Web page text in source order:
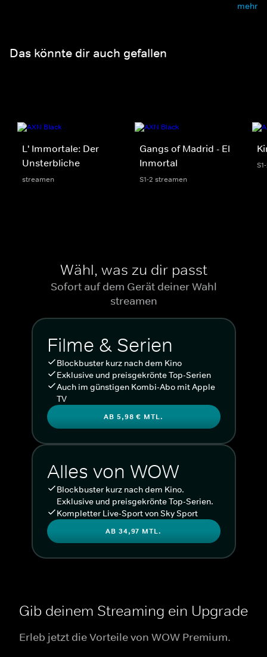
mehr
Das könnte dir auch gefallen
L' Immortale: Der
Unsterbliche
streamen
Gangs of Madrid - El
Inmortal
S1-2 streamen
Wähl, was zu dir passt
Sofort auf dem Gerät deiner Wahl
streamen
Filme & Serien
Blockbuster kurz nach dem Kino
Exklusive und preisgekrönte Top-Serien
Auch im günstigen Kombi-Abo mit Apple
TV
AB 5,98 € MTL.
Alles von WOW
Blockbuster kurz nach dem Kino.
Exklusive und preisgekrönte Top-Serien.
Kompletter Live-Sport von Sky Sport
AB 34,97 MTL.
Gib deinem Streaming ein Upgrade
Erleb jetzt die Vorteile von WOW Premium.